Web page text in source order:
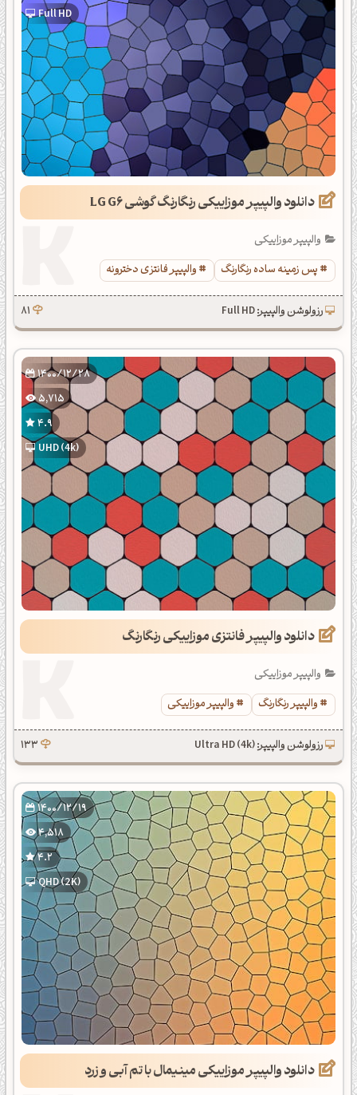
Full HD
دانلود والپیپر موزاییکی رنگارنگ گوشی LG G6
والپیپر موزاییکی
پس زمینه ساده رنگارنگ
والپیپر فانتزی دخترونه
رزولوشن والپیپر: Full HD 81
1400/12/28
5,715
4.9
UHD (4k)
دانلود والپیپر فانتزی موزاییکی رنگارنگ
والپیپر موزاییکی
والپیپر رنگارنگ
والپیپر موزاییکی
رزولوشن والپیپر: Ultra HD (4k) 133
1400/12/19
4,518
4.2
QHD (2K)
دانلود والپیپر موزاییکی مینیمال با تم آبی و زرد